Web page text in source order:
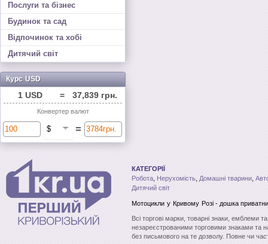
Послуги та бізнес
Будинок та сад
Відпочинок та хобі
Дитячий світ
Курс USD
1 USD = 37,839 грн.
Конвертер валют
=
КАТЕГОРІЇ
Робота Нерухомість Домашні тварини
Дитячий світ
Мотоцикли у Кривому Розі - дошка
Всі торгові марки, товарні знаки, емблеми
незареєстрованими торговими знаками та
без письмового на те дозволу. Повне чи